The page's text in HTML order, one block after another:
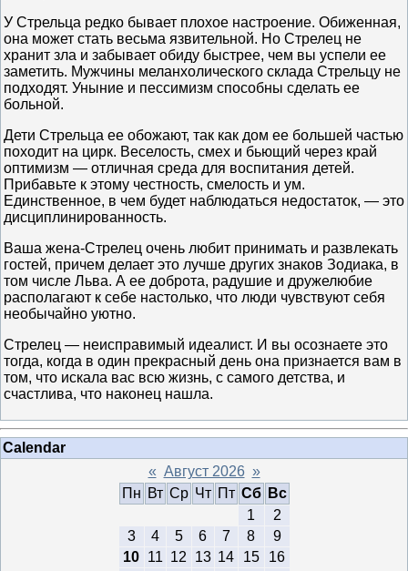
У Стрельца редко бывает плохое настроение. Обиженная,
она может стать весьма язвительной. Но Стрелец не
хранит зла и забывает обиду быстрее, чем вы успели ее
заметить. Мужчины меланхолического склада Стрельцу не
подходят. Уныние и пессимизм способны сделать ее
больной.
Дети Стрельца ее обожают, так как дом ее большей частью
походит на цирк. Веселость, смех и бьющий через край
оптимизм — отличная среда для воспитания детей.
Прибавьте к этому честность, смелость и ум.
Единственное, в чем будет наблюдаться недостаток, — это
дисциплинированность.
Ваша жена-Стрелец очень любит принимать и развлекать
гостей, причем делает это лучше других знаков Зодиака, в
том числе Льва. А ее доброта, радушие и дружелюбие
располагают к себе настолько, что люди чувствуют себя
необычайно уютно.
Стрелец — неисправимый идеалист. И вы осознаете это
тогда, когда в один прекрасный день она признается вам в
том, что искала вас всю жизнь, с самого детства, и
счастлива, что наконец нашла.
Calendar
« Август 2026 »
Пн Вт Ср Чт Пт Сб
Вс
1
2
3
4 5 6 7 8
9
10 11 12 13 14 15
16